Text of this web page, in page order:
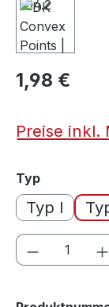
1,98 €
Preise inkl.
Typauswählen
Typ I
Produkt